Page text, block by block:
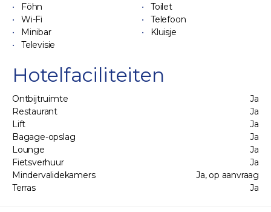
Föhn
Toilet
Wi-Fi
Telefoon
Minibar
Kluisje
Televisie
Hotelfaciliteiten
Ontbijtruimte
Ja
Restaurant
Ja
Lift
Ja
Bagage-opslag
Ja
Lounge
Ja
Fietsverhuur
Ja
Mindervalidekamers
Ja, op aanvraag
Terras
Ja